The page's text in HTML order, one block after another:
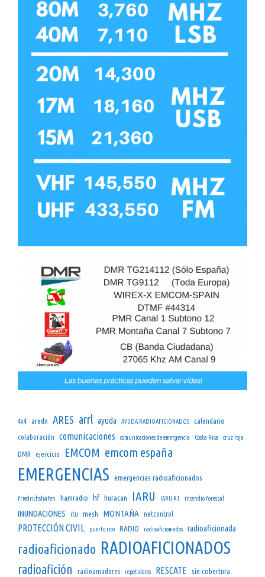
4x4 aredn ARES arrl ayuda AYUDA RADIOAFICIONADOS calendario
colaboración comunicaciones comunicaciones de emergencia Costa Rica cruz roja
DMR ejercicio EMCOM emcom españa
EMERGENCIAS emergencias radioaficionados
friedrichshafen hamradio hf huracan IARU IARU R1 incendio forestal
INUNDACIONES itu mesh MONTAÑA netcontrol
PROTECCIÓN CIVIL puerto rico RADIO radioaficiomados radioaficionada
radioaficionado RADIOAFICIONADOS
radioafición radioamadores repetidores RESCATE sin cobertura